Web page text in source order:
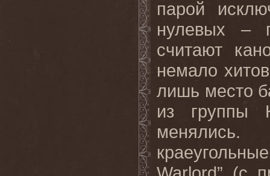
парой
нулевых –
считают
немало
лишь место
из группы